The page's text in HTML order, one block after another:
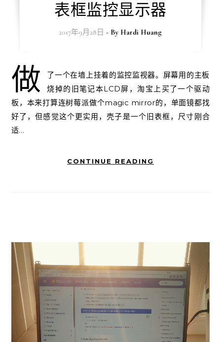
表框监控显示器
2017年9月28日 - By Hardi Huang
做
了一个在墙上挂着的监控监视器。屏幕用的主板
烧掉的旧笔记本LCD屏，淘宝上买了一个驱动
板，本来打算连树莓派做个magic mirror的，单面镜都找
好了，但感觉这个更实用，壳子是一个旧表框，尺寸刚合
适…
CONTINUE READING